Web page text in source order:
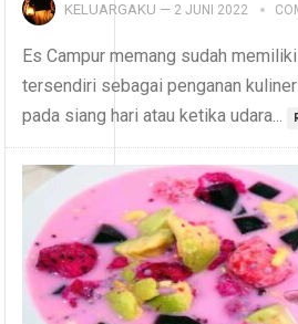
KELUARGAKU — 2 JUNI 2022
Es Campur memang sudah memiliki
tersendiri sebagai penganan
pada siang hari atau ketika udara...